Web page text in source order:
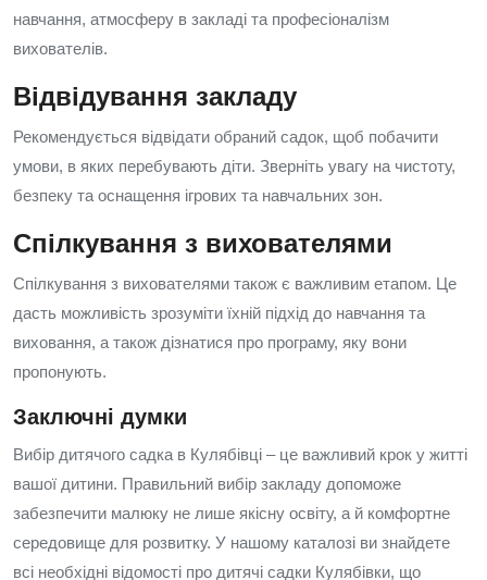
навчання, атмосферу в закладі та професіоналізм
вихователів.
Відвідування закладу
Рекомендується відвідати обраний садок, щоб побачити
умови, в яких перебувають діти. Зверніть увагу на чистоту,
безпеку та оснащення ігрових та навчальних зон.
Спілкування з вихователями
Спілкування з вихователями також є важливим етапом. Це
дасть можливість зрозуміти їхній підхід до навчання та
виховання, а також дізнатися про програму, яку вони
пропонують.
Заключні думки
Вибір дитячого садка в Кулябівці – це важливий крок у житті
вашої дитини. Правильний вибір закладу допоможе
забезпечити малюку не лише якісну освіту, а й комфортне
середовище для розвитку. У нашому каталозі ви знайдете
всі необхідні відомості про дитячі садки Кулябівки, що